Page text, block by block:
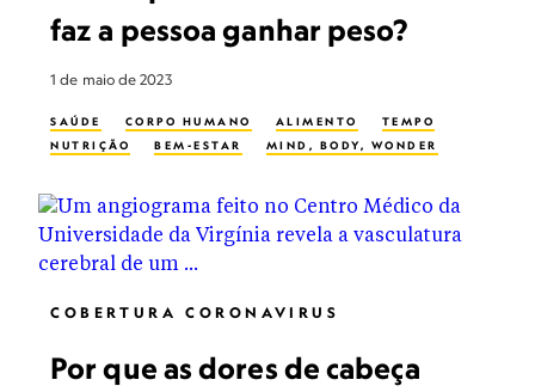
faz a pessoa ganhar peso?
1 de maio de 2023
SAÚDE CORPO HUMANO ALIMENTO
TEMPO
NUTRIÇÃO
BEM-ESTAR MIND, BODY, WONDER
COBERTURA CORONAVIRUS
Por que as dores de cabeça